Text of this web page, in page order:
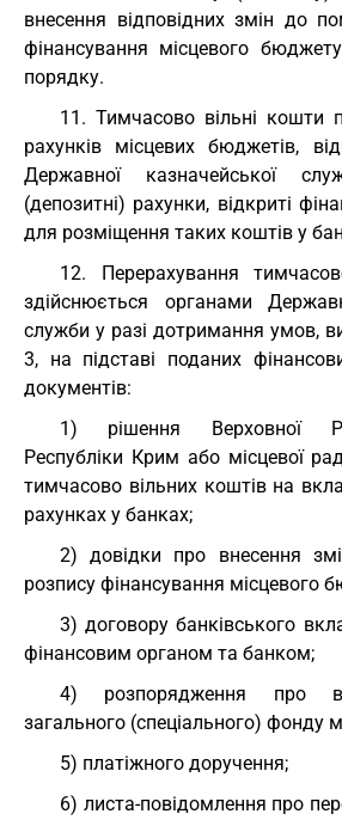
внесення відповідних змін до
фінансування місцевого
порядку.
11. Тимчасово вільні кошти
рахунків місцевих бюджетів,
Державної казначейської
(депозитні) рахунки, відкриті
для розміщення таких коштів у
12. Перерахування
здійснюється органами
служби у разі дотримання умов,
3, на підставі поданих
документів:
1) рішення Верховної
Республіки Крим або місцевої
тимчасово вільних коштів на
рахунках у банках;
2) довідки про внесення
розпису фінансування місцевого
3) договору банківського
фінансовим органом та банком;
4) розпорядження про
загального (спеціального) фонду
5) платіжного доручення;
6) листа-повідомлення про